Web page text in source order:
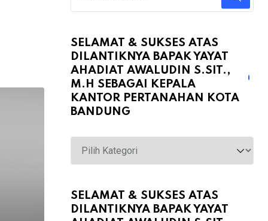
SELAMAT & SUKSES ATAS
DILANTIKNYA BAPAK YAYAT
AHADIAT AWALUDIN S.SIT.,
M.H SEBAGAI KEPALA
KANTOR PERTANAHAN KOTA
BANDUNG
Selamat
&
atas
Dilantiknya
SELAMAT & SUKSES ATAS
DILANTIKNYA BAPAK YAYAT